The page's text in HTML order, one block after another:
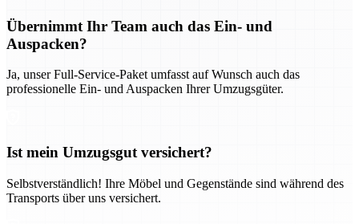
Übernimmt Ihr Team auch das Ein- und
Auspacken?
Ja, unser Full-Service-Paket umfasst auf Wunsch auch das
professionelle Ein- und Auspacken Ihrer Umzugsgüter.
Ist mein Umzugsgut versichert?
Selbstverständlich! Ihre Möbel und Gegenstände sind während des
Transports über uns versichert.